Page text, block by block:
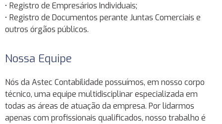
• Registro de Empresários Individuais;
• Registro de Documentos perante Juntas Comerciais e
outros órgãos públicos.
Nossa Equipe
Nós da Astec Contabilidade possuímos, em nosso corpo
técnico, uma equipe multidisciplinar especializada em
todas as áreas de atuação da empresa. Por lidarmos
apenas com profissionais qualificados, nosso trabalho é